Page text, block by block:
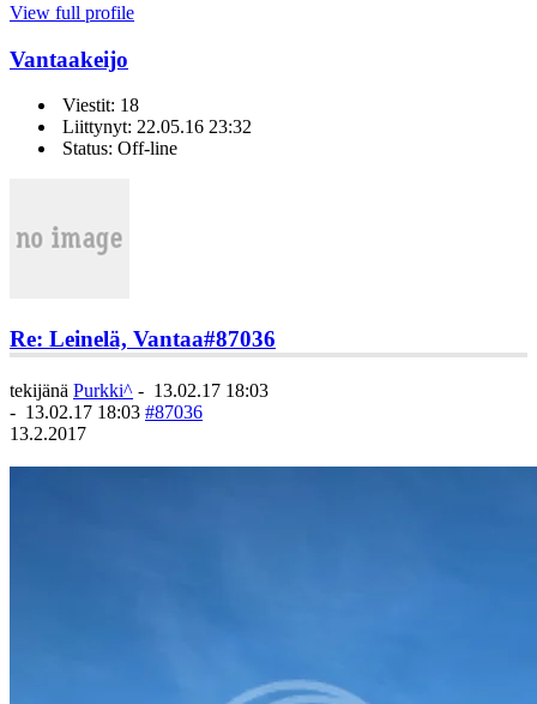
View full profile
Vantaakeijo
Viestit: 18
Liittynyt: 22.05.16 23:32
Status: Off-line
Re: Leinelä, Vantaa#87036
tekijänä Purkki^ - 13.02.17 18:03
- 13.02.17 18:03 #87036
13.2.2017